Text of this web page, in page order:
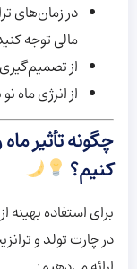
در زمان‌های
مالی توجه
از
از انرژی ماه
چگونه تأثیر
کنیم؟
برای استفاده بهینه
در چارت تولد و